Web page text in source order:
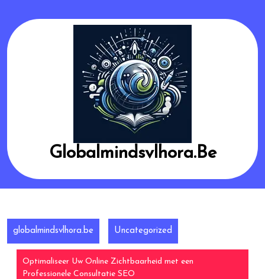
content
Globalmindsvlhora.be
globalmindsvlhora.be Uncategorized
Optimaliseer Uw Online Zichtbaarheid met een
Professionele Consultatie SEO